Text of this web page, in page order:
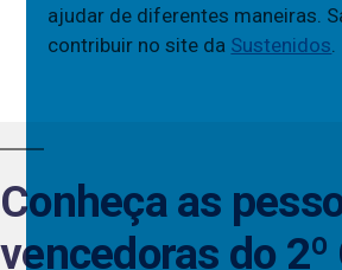
ajudar de diferentes maneiras.
contribuir no site da Sustenidos.
Conheça as
vencedoras do